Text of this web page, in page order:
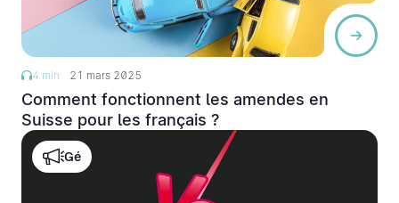
4 min 21 mars 2025
Comment fonctionnent les amendes en
Suisse pour les français ?
Gé